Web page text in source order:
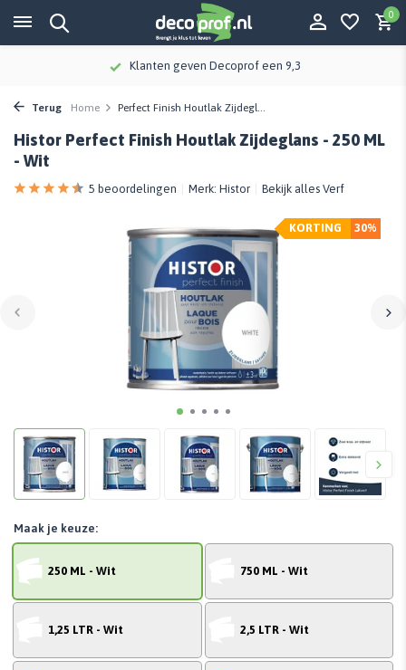
0
Klanten geven Decoprof een 9,3
Terug Home Perfect Finish Houtlak Zijdegl...
Histor Perfect Finish Houtlak Zijdeglans - 250 ML
- Wit
5 beoordelingen Merk: Histor Bekijk alles Verf
30%
KORTING
250 ML - Wit 750 ML - Wit
1,25 LTR - Wit 2,5 LTR - Wit
Maak je keuze: